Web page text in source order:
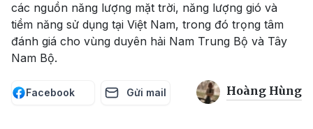
các nguồn năng lượng mặt trời, năng lượng gió và
tiềm năng sử dụng tại Việt Nam, trong đó trọng tâm
đánh giá cho vùng duyên hải Nam Trung Bộ và Tây
Nam Bộ.
Facebook Gửi mail Hoàng Hùng